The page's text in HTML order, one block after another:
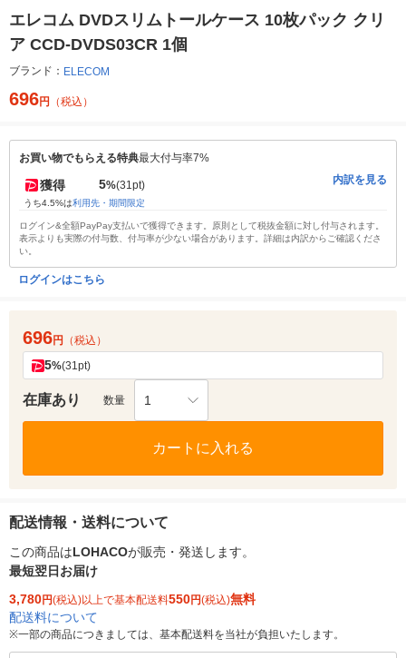
エレコム DVDスリムトールケース 10枚パック クリ
ア CCD-DVDS03CR 1個
ブランド： ELECOM
696円 （税込）
お買い物でもらえる特典最大付与率7%
獲得 5%(31pt)
うち4.5%は利用先・期間限定
内訳を見る
ログイン&全額PayPay支払いで獲得できます。原則として税抜金額に対し付与されます。
表示よりも実際の付与数、付与率が少ない場合があります。詳細は内訳からご確認くださ
い。
ログインはこちら
696円 （税込）
5%(31pt)
在庫あり 数量 1
カートに入れる
配送情報・送料について
この商品はLOHACOが販売・発送します。
最短翌日お届け
3,780円(税込)以上で基本配送料550円(税込)無料
配送料について
※一部の商品につきましては、基本配送料を当社が負担いたします。